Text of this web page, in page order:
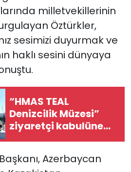
milletvekillerinin
Öztürkler,
sesimizi duyurmak ve
haklı sesini dünyaya
“HMAS TEAL
Denizcilik Müzesi”
ziyaretçi kabulüne
başladı
Azerbaycan